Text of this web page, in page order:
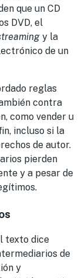
que un CD
DVD, el
y la
de un
reglas
contra
como vender u
incluso si la
de autor.
pierden
y a pesar de
texto dice
de
y